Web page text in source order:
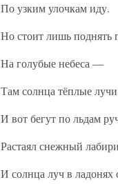
По узким улочкам иду.
Но стоит лишь поднять
На голубые небеса —
Там солнца тёплые
И вот бегут по льдам
Растаял снежный
И солнца луч в ладонях